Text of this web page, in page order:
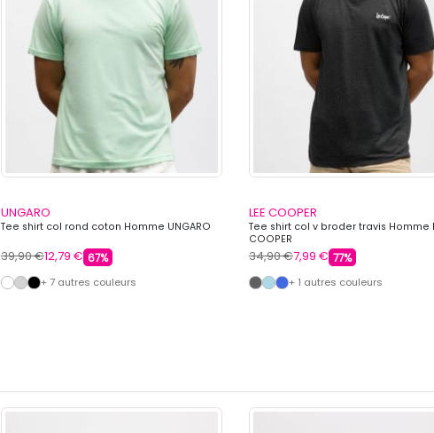
UNGARO
Tee shirt col rond coton Homme UNGARO
39,90 €12,79 € 67%
+ 7 autres couleurs
LEE COOPER
Tee shirt col v broder travis Homme
COOPER
34,90 €7,99 € 77%
+ 1 autres couleurs